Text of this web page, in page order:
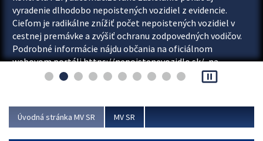
vyradenie dlhodobo nepoistených vozidiel z evidencie.
Cieľom je radikálne znížiť počet nepoistených vozidiel v
cestnej premávke a zvýšiť ochranu zodpovedných vodičov.
Podrobné informácie nájdu občania na oficiálnom
webovom portáli https://nepoistenevozidlo.sk/, na
ktorom od augusta pribudne aj možnosť overiť si...
pause_presentation
Úvodná stránka MV SR MV SR